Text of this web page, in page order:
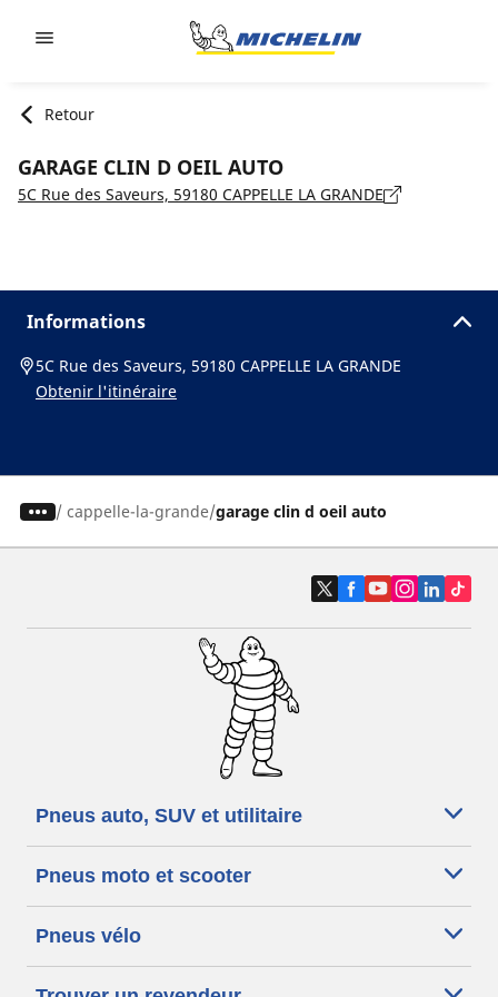
Retour
GARAGE CLIN D OEIL AUTO
5C Rue des Saveurs, 59180 CAPPELLE LA GRANDE
Informations
5C Rue des Saveurs, 59180 CAPPELLE LA GRANDE
Obtenir l'itinéraire
/ cappelle-la-grande garage clin d oeil auto
Pneus auto, SUV et utilitaire
Pneus moto et scooter
Pneus vélo